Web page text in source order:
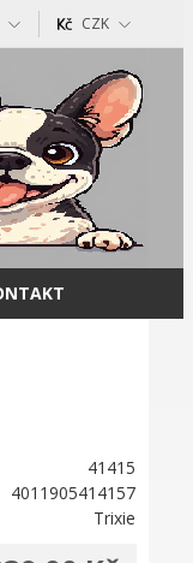
CZK
41415
4011905414157
Trixie